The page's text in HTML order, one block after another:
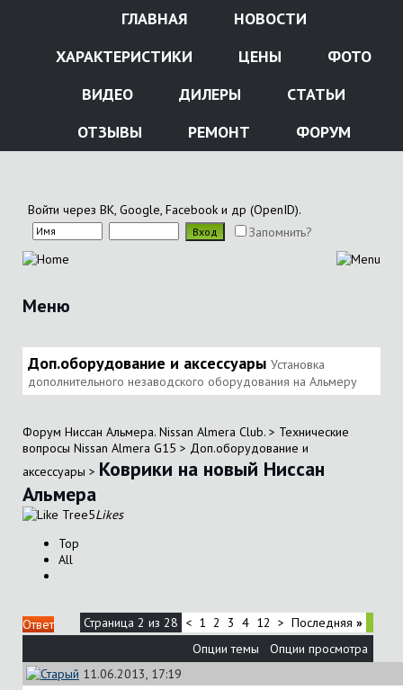
ГЛАВНАЯ
НОВОСТИ
ХАРАКТЕРИСТИКИ
ЦЕНЫ
ФОТО
ВИДЕО
ДИЛЕРЫ
СТАТЬИ
ОТЗЫВЫ
РЕМОНТ ФОРУМ
Войти через ВК, Google, Facebook и др (OpenID).
Запомнить?
Меню
Доп.оборудование и аксессуары Установка
дополнительного незаводского оборудования на Альмеру
Форум Ниссан Альмера. Nissan Almera Club. > Технические
вопросы Nissan Almera G15 > Доп.оборудование и
аксессуары > Коврики на новый Ниссан
Альмера
5Likes
Top
All
Ответ Страница 2 из 28 < 1 2 3 4 12 > Последняя »
Опции темы
Опции просмотра
11.06.2013, 17:19